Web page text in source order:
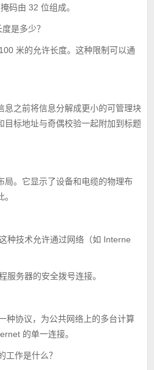
码由 32 位组成。
是多少？
米的允许长度。这种限制可以通
息之前将信息分解成更小的可管理块
目标地址与奇偶校验一起附加到标题
局。它显示了设备和电缆的物理布
种技术允许通过网络（如 Interne
服务器的安全拨号连接。
种协议，为公共网络上的多台计算
的单一连接。
工作是什么？